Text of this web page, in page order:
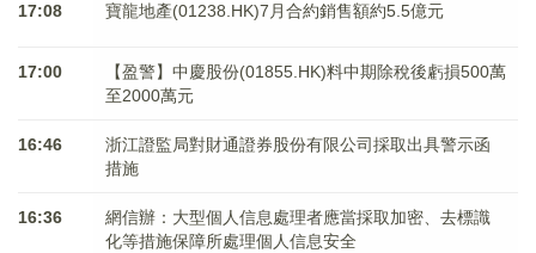
17:08 寶龍地產(01238.HK)7月合約銷售額約5.5億元
17:00
【盈警】中慶股份(01855.HK)料中期除稅後虧損500萬
至2000萬元
16:46
浙江證監局對財通證券股份有限公司採取出具警示函
措施
16:36
網信辦：大型個人信息處理者應當採取加密、去標識
化等措施保障所處理個人信息安全